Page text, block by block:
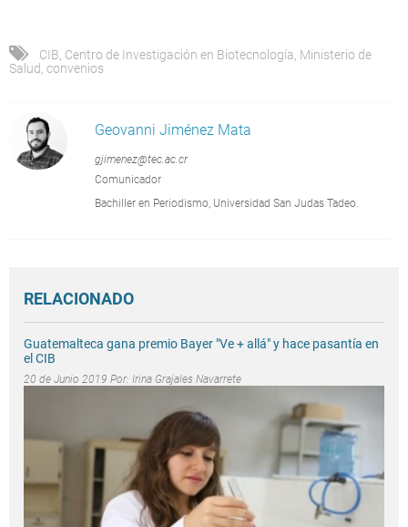
CIB Centro de Investigación en Biotecnología Ministerio de
Salud convenios
Geovanni Jiménez Mata
gjimenez@tec.ac.cr
Comunicador
Bachiller en Periodismo, Universidad San Judas Tadeo.
RELACIONADO
Guatemalteca gana premio Bayer "Ve + allá" y hace pasantía en
el CIB
20 de Junio 2019 Por: Irina Grajales Navarrete